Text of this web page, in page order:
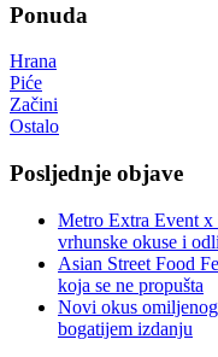
Ponuda
Hrana
Piće
Začini
Ostalo
Posljednje objave
Metro Extra Event x
vrhunske okuse i
Asian Street Food
koja se ne propušta
Novi okus
bogatijem izdanju